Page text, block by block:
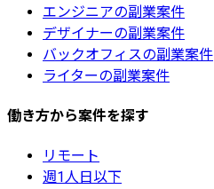
エンジニアの副業案件
デザイナーの副業案件
バックオフィスの副業案件
ライターの副業案件
働き方から案件を探す
リモート
週1人日以下